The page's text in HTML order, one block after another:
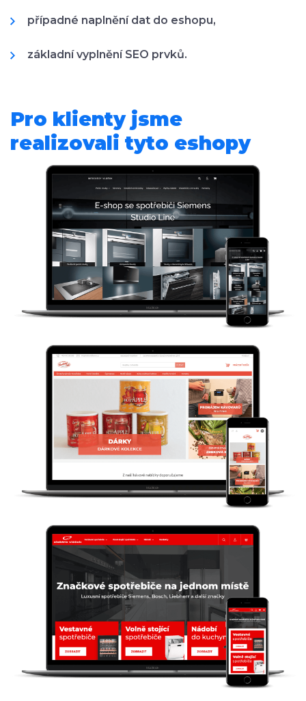
případné naplnění dat do eshopu,
základní vyplnění SEO prvků.
Pro klienty jsme
realizovali tyto eshopy